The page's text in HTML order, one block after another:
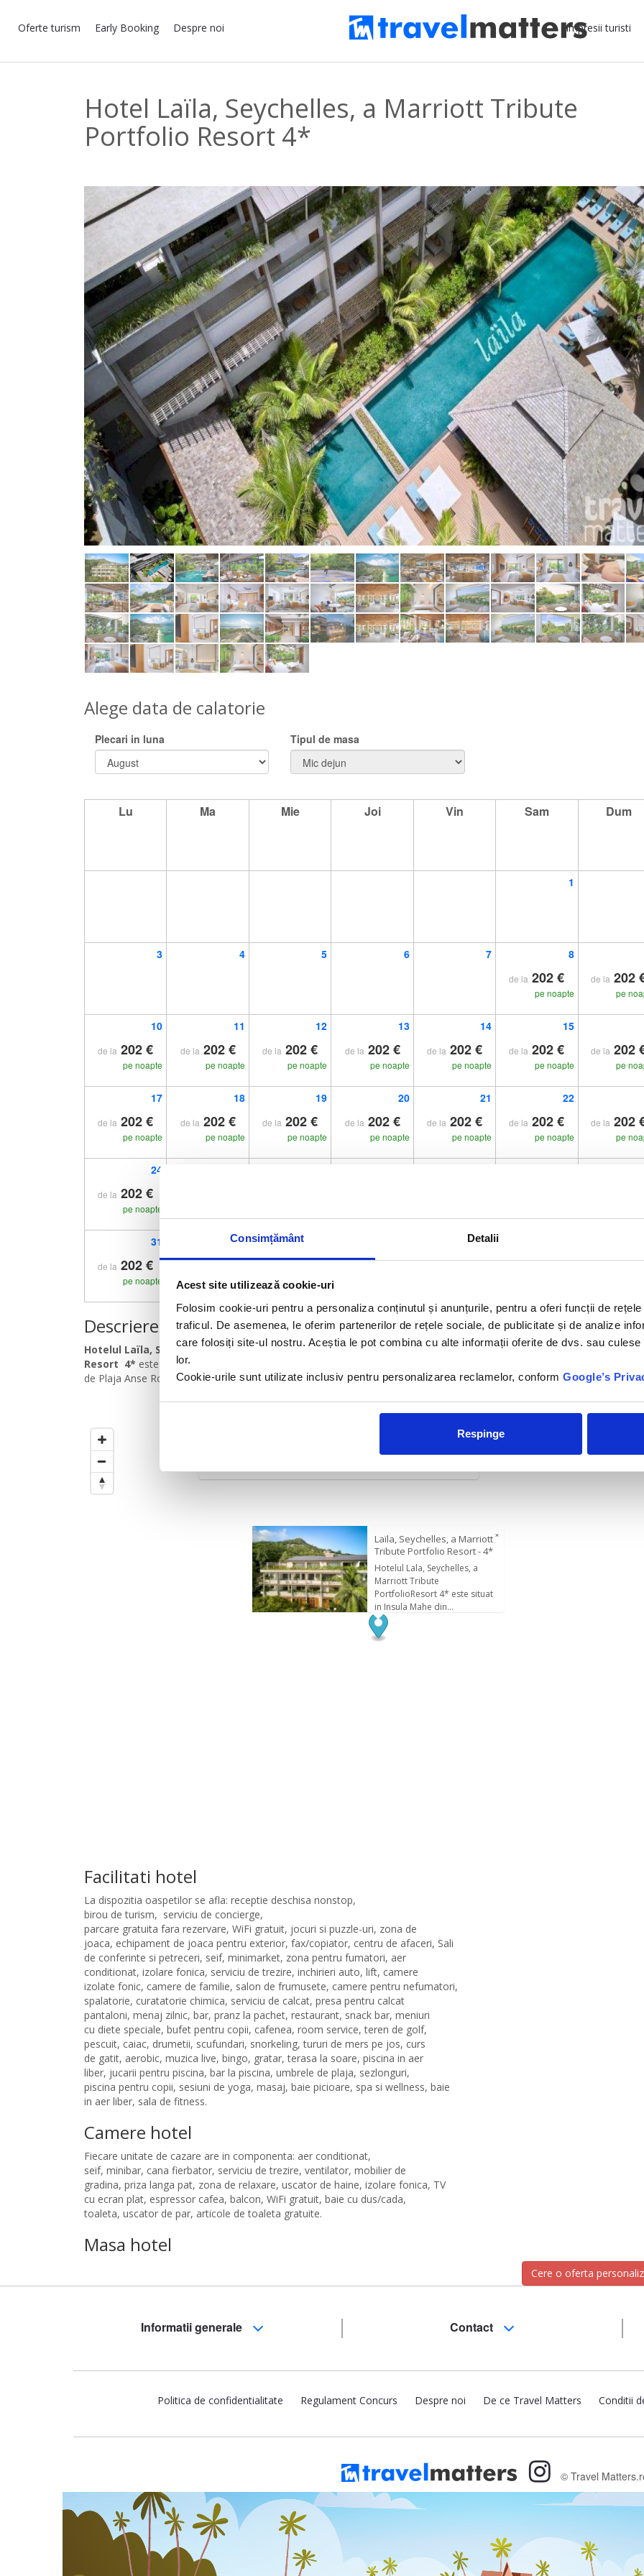
Consimțământ Detalii
Acest site utilizează cookie-uri
Folosim cookie-uri pentru a personaliza conținutul și anunțurile, pentru a oferi funcții de
traficul. De asemenea, le oferim partenerilor de rețele sociale, de publicitate și de analize
care folosiți site-ul nostru. Aceștia le pot combina cu alte informații oferite de dvs. sau
lor.
Cookie-urile sunt utilizate inclusiv pentru personalizarea reclamelor, conform Google’s
Respinge
Oferte turism Early Booking Despre noi Impresii turisti
Hotel Laïla, Seychelles, a Marriott Tribute
Portfolio Resort 4*
Alege data de calatorie
Plecari in luna Tipul de masa
Lu Ma Mie Joi Vin Sam Dum
1
3 4 5 6 7 8
de la 202 €
pe noapte
de la 202
pe
10
de la 202 €
pe noapte
11
de la 202 €
pe noapte
12
de la 202 €
pe noapte
13
de la 202 €
pe noapte
14
de la 202 €
pe noapte
15
de la 202 €
pe noapte
de la 202
pe
17
de la 202 €
pe noapte
18
de la 202 €
pe noapte
19
de la 202 €
pe noapte
20
de la 202 €
pe noapte
21
de la 202 €
pe noapte
22
de la 202 €
pe noapte
de la 202
pe
24
de la 202 €
pe noapte
31
de la 202 €
pe noapte
Descriere hotel
Hotelul Laïla, Seychelles, a Marriott Tribute Portfolio
Resort 4* este situat in Insula Mahe din Arhipelagul Seychelles, la cativa pasi
de Plaja Anse Royale.
×
Laïla, Seychelles, a Marriott
Tribute Portfolio Resort - 4*
Hotelul Lala, Seychelles, a
Marriott Tribute
PortfolioResort 4* este situat
in Insula Mahe din...
Facilitati hotel
La dispozitia oaspetilor se afla: receptie deschisa nonstop,
birou de turism, serviciu de concierge,
parcare gratuita fara rezervare, WiFi gratuit, jocuri si puzzle-uri, zona de
joaca, echipament de joaca pentru exterior, fax/copiator, centru de afaceri, Sali
de conferinte si petreceri, seif, minimarket, zona pentru fumatori, aer
conditionat, izolare fonica, serviciu de trezire, inchirieri auto, lift, camere
izolate fonic, camere de familie, salon de frumusete, camere pentru nefumatori,
spalatorie, curatatorie chimica, serviciu de calcat, presa pentru calcat
pantaloni, menaj zilnic, bar, pranz la pachet, restaurant, snack bar, meniuri
cu diete speciale, bufet pentru copii, cafenea, room service, teren de golf,
pescuit, caiac, drumetii, scufundari, snorkeling, tururi de mers pe jos, curs
de gatit, aerobic, muzica live, bingo, gratar, terasa la soare, piscina in aer
liber, jucarii pentru piscina, bar la piscina, umbrele de plaja, sezlonguri,
piscina pentru copii, sesiuni de yoga, masaj, baie picioare, spa si wellness, baie
in aer liber, sala de fitness.
Camere hotel
Fiecare unitate de cazare are in componenta: aer conditionat,
seif, minibar, cana fierbator, serviciu de trezire, ventilator, mobilier de
gradina, priza langa pat, zona de relaxare, uscator de haine, izolare fonica, TV
cu ecran plat, espressor cafea, balcon, WiFi gratuit, baie cu dus/cada,
toaleta, uscator de par, articole de toaleta gratuite.
Masa hotel
Cere o oferta
Informatii generale Contact
Politica de confidentialitate Regulament Concurs Despre noi De ce Travel Matters Conditii
© Travel